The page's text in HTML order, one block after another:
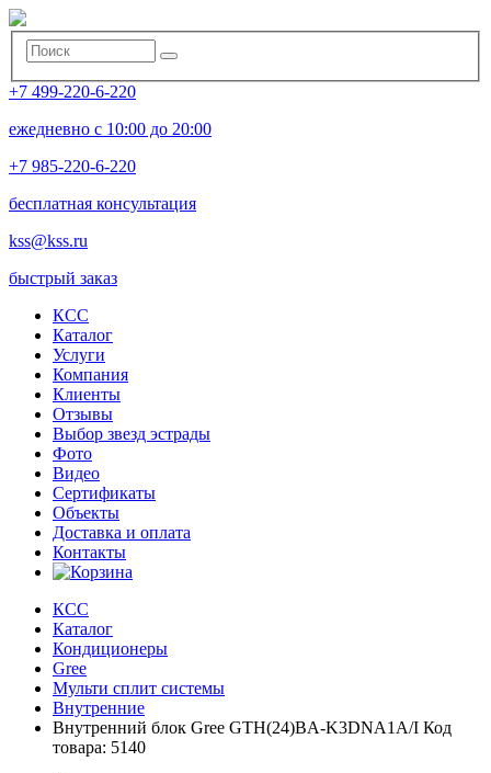
+7 499-220-6-220
ежедневно с 10:00 до 20:00
+7 985-220-6-220
бесплатная консультация
kss@kss.ru
быстрый заказ
КСС
Каталог
Услуги
Компания
Клиенты
Oтзывы
Выбор звезд эстрады
Фото
Видео
Сертификаты
Объекты
Доставка и оплата
Контакты
КСС
Каталог
Кондиционеры
Gree
Мульти сплит системы
Внутренние
Внутренний блок Gree GTH(24)BA-K3DNA1A/I Код
товара: 5140